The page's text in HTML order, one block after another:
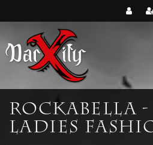
RockABella
Ladies